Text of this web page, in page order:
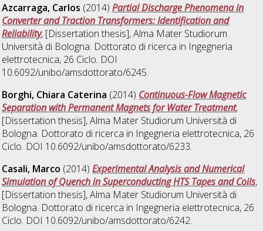
Azcarraga, Carlos (2014)Partial Discharge Phenomena in
Converter and Traction Transformers: Identification and
Reliability, [Dissertation thesis], Alma Mater Studiorum
Università di Bologna. Dottorato di ricerca in Ingegneria
elettrotecnica, 26 Ciclo. DOI
10.6092/unibo/amsdottorato/6245.
Borghi, Chiara Caterina (2014) Continuous-Flow Magnetic
Separation with Permanent Magnets for Water Treatment,
[Dissertation thesis], Alma Mater Studiorum Università di
Bologna. Dottorato di ricerca in Ingegneria elettrotecnica, 26
Ciclo. DOI 10.6092/unibo/amsdottorato/6233.
Casali, Marco (2014)Experimental Analysis and Numerical
Simulation of Quench in Superconducting HTS Tapes and Coils,
[Dissertation thesis], Alma Mater Studiorum Università di
Bologna. Dottorato di ricerca in Ingegneria elettrotecnica, 26
Ciclo. DOI 10.6092/unibo/amsdottorato/6242.